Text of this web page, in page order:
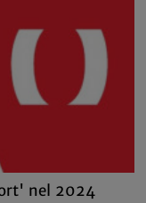
nel 2024